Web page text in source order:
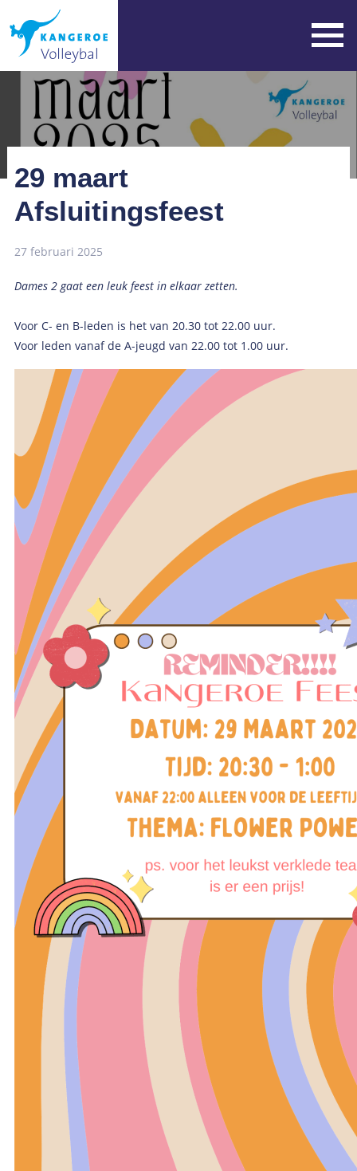
29 maart
Afsluitingsfeest
27 februari 2025
Dames 2 gaat een leuk feest in elkaar zetten.
Voor C- en B-leden is het van 20.30 tot 22.00 uur.
Voor leden vanaf de A-jeugd van 22.00 tot 1.00 uur.